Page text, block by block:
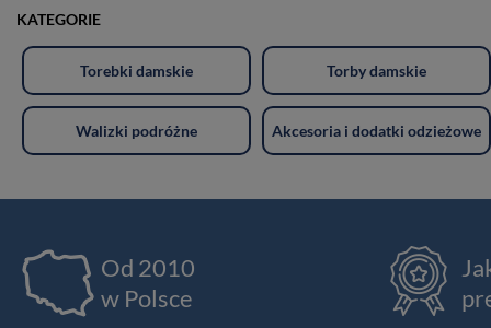
KATEGORIE
Torebki damskie Torby damskie
Walizki podróżne Akcesoria i dodatki odzieżowe
Od 2010
w Polsce